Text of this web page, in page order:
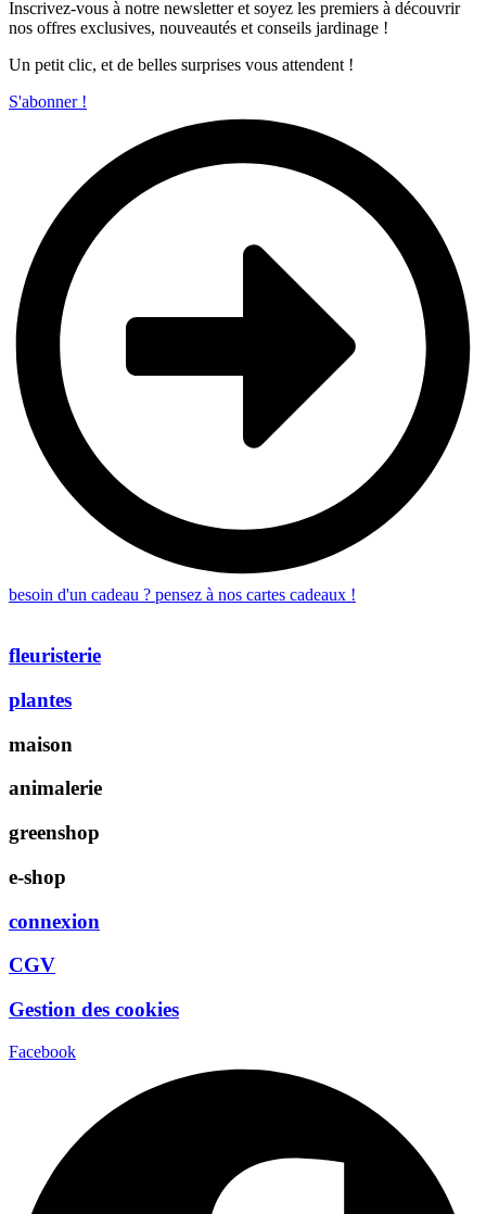
Inscrivez-vous à notre newsletter et soyez les premiers à découvrir
nos offres exclusives, nouveautés et conseils jardinage !
Un petit clic, et de belles surprises vous attendent !
S'abonner !
besoin d'un cadeau ? pensez à nos cartes cadeaux !
fleuristerie
plantes
maison
animalerie
greenshop
e-shop
connexion
CGV
Gestion des cookies
Facebook